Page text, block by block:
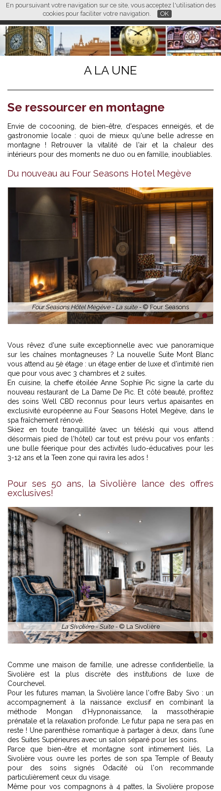
En poursuivant votre navigation sur ce site, vous acceptez l'utilisation des
cookies pour faciliter votre navigation.
OK
FR EN CN
L M
A LA UNE
Se ressourcer en montagne
Envie de cocooning, de bien-être, d'espaces enneigés, et de
gastronomie locale : quoi de mieux qu'une belle adresse en
montagne ! Retrouver la vitalité de l'air et la chaleur des
intérieurs pour des moments ne duo ou en famille, inoubliables.
Du nouveau au Four Seasons Hotel Megève
Four Seasons Hôtel Megève - La suite - © Four Seasons
1 2
Vous rêvez d'une suite exceptionnelle avec vue panoramique
sur les chaînes montagneuses ? La nouvelle Suite Mont Blanc
vous attend au 5è étage : un étage entier de luxe et d'intimité rien
que pour vous avec 3 chambres et 2 suites.
En cuisine, la cheffe étoilée Anne Sophie Pic signe la carte du
nouveau restaurant de La Dame De Pic. Et côté beauté, profitez
des soins Well CBD reconnus pour leurs vertus apaisantes en
exclusivité européenne au Four Seasons Hotel Megève, dans le
spa fraîchement rénové.
Skiez en toute tranquillité (avec un téléski qui vous attend
désormais pied de l'hôtel) car tout est prévu pour vos enfants :
une bulle féerique pour des activités ludo-éducatives pour les
3-12 ans et la Teen zone qui ravira les ados !
Pour ses 50 ans, la Sivolière lance des offres
exclusives!
La Sivolière - Suite - © La Sivolière
1 2
Comme une maison de famille, une adresse confidentielle, la
Sivolière est la plus discrète des institutions de luxe de
Courchevel.
Pour les futures maman, la Sivolière lance l'offre Baby Sivo : un
accompagnement à la naissance exclusif en combinant la
méthode Mongan d’Hypnonaissance, la massothérapie
prénatale et la relaxation profonde. Le futur papa ne sera pas en
reste ! Une parenthèse romantique à partager à deux, dans l’une
des Suites Supérieures avec un salon séparé pour les soins.
Parce que bien-être et montagne sont intimement liés, La
Sivolière vous ouvre les portes de son spa Temple of Beauty
pour des soins signés Odacité où l'on recommande
particulièrement ceux du visage.
Même pour vos compagnons à 4 pattes, la Sivolière propose